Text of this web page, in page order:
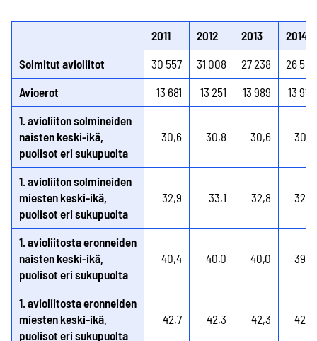
2011 2012 2013
2014
Solmitut avioliitot
30 557 31 008 27 238
26 551
Avioerot
13 681 13 251 13 989
13 915
1. avioliiton solmineiden
naisten keski-ikä,
puolisot eri sukupuolta
30,6 30,8 30,6 30,7
1. avioliiton solmineiden
miesten keski-ikä,
puolisot eri sukupuolta
32,9 33,1 32,8 32,9
1. avioliitosta eronneiden
naisten keski-ikä,
puolisot eri sukupuolta
40,4 40,0 40,0 39,9
1. avioliitosta eronneiden
miesten keski-ikä,
puolisot eri sukupuolta
42,7 42,3 42,3 42,3